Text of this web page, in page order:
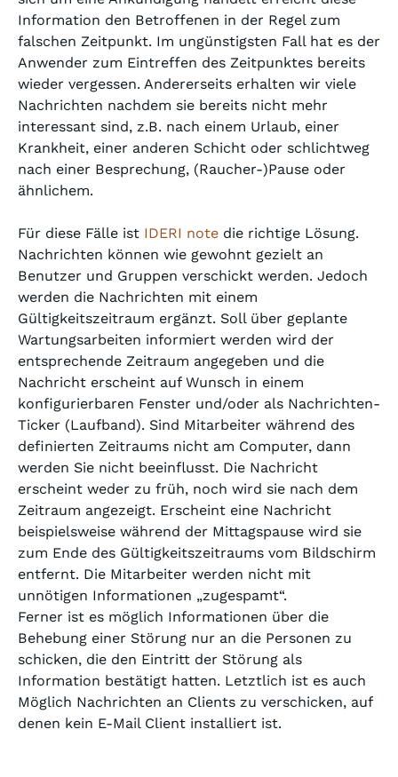
Information den Betroffenen in der Regel zum
falschen Zeitpunkt. Im ungünstigsten Fall hat es der
Anwender zum Eintreffen des Zeitpunktes bereits
wieder vergessen. Andererseits erhalten wir viele
Nachrichten nachdem sie bereits nicht mehr
interessant sind, z.B. nach einem Urlaub, einer
Krankheit, einer anderen Schicht oder schlichtweg
nach einer Besprechung, (Raucher-)Pause oder
ähnlichem.
Für diese Fälle ist IDERI notedie richtige Lösung.
Nachrichten können wie gewohnt gezielt an
Benutzer und Gruppen verschickt werden. Jedoch
werden die Nachrichten mit einem
Gültigkeitszeitraum ergänzt. Soll über geplante
Wartungsarbeiten informiert werden wird der
entsprechende Zeitraum angegeben und die
Nachricht erscheint auf Wunsch in einem
konfigurierbaren Fenster und/oder als Nachrichten-
Ticker (Laufband). Sind Mitarbeiter während des
definierten Zeitraums nicht am Computer, dann
werden Sie nicht beeinflusst. Die Nachricht
erscheint weder zu früh, noch wird sie nach dem
Zeitraum angezeigt. Erscheint eine Nachricht
beispielsweise während der Mittagspause wird sie
zum Ende des Gültigkeitszeitraums vom Bildschirm
entfernt. Die Mitarbeiter werden nicht mit
unnötigen Informationen „zugespamt“.
Ferner ist es möglich Informationen über die
Behebung einer Störung nur an die Personen zu
schicken, die den Eintritt der Störung als
Information bestätigt hatten. Letztlich ist es auch
Möglich Nachrichten an Clients zu verschicken, auf
denen kein E-Mail Client installiert ist.